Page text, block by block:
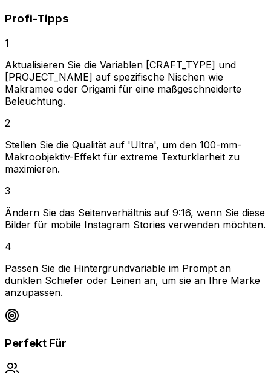
Profi-Tipps
1
Aktualisieren Sie die Variablen [CRAFT_TYPE] und
[PROJECT_NAME] auf spezifische Nischen wie
Makramee oder Origami für eine maßgeschneiderte
Beleuchtung.
2
Stellen Sie die Qualität auf 'Ultra', um den 100-mm-
Makroobjektiv-Effekt für extreme Texturklarheit zu
maximieren.
3
Ändern Sie das Seitenverhältnis auf 9:16, wenn Sie diese
Bilder für mobile Instagram Stories verwenden möchten.
4
Passen Sie die Hintergrundvariable im Prompt an
dunklen Schiefer oder Leinen an, um sie an Ihre Marke
anzupassen.
Perfekt Für